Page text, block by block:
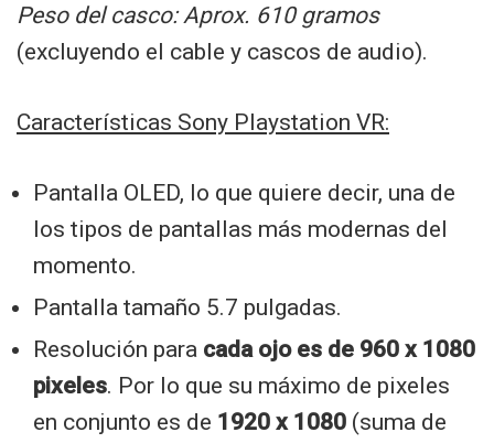
Peso del casco: Aprox. 610 gramos
(excluyendo el cable y cascos de audio).
Características Sony Playstation VR:
Pantalla OLED, lo que quiere decir, una de
los tipos de pantallas más modernas del
momento.
Pantalla tamaño 5.7 pulgadas.
Resolución para cada ojo es de 960 x 1080
pixeles. Por lo que su máximo de pixeles
en conjunto es de 1920 x 1080 (suma de